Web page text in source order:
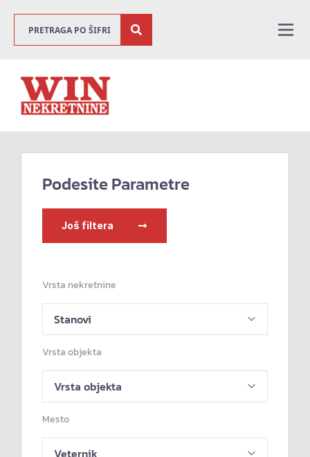
Podesite Parametre
Još filtera
Vrsta nekretnine
Vrsta objekta
Mesto